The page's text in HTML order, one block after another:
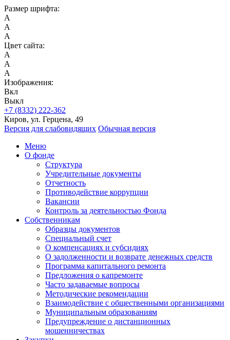
Размер шрифта:
A
A
A
Цвет сайта:
A
A
A
Изображения:
Вкл
Выкл
+7 (8332) 222-362
Киров, ул. Герцена, 49
Версия для слабовидящих Обычная версия
Меню
О фонде
Структура
Учредительные документы
Отчетность
Противодействие коррупции
Вакансии
Контроль за деятельностью Фонда
Собственникам
Образцы документов
Специальный счет
О компенсациях и субсидиях
О задолженности и возврате денежных средств
Программа капитального ремонта
Предложения о капремонте
Часто задаваемые вопросы
Методические рекомендации
Взаимодействие с общественными организациями
Муниципальным образованиям
Предупреждение о дистанционных
мошенничествах